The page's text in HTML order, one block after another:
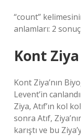
“count”
anlamları: 2
Kont
Kont Ziya’nın
Levent’in
Ziya, Atıf’ın kol
sonra Atıf,
karıştı ve bu